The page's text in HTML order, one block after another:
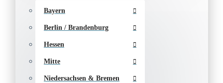
Bayern
Berlin / Brandenburg
Hessen
Mitte
Niedersachsen & Bremen